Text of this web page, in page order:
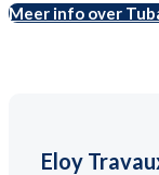
Meer info over
Eloy